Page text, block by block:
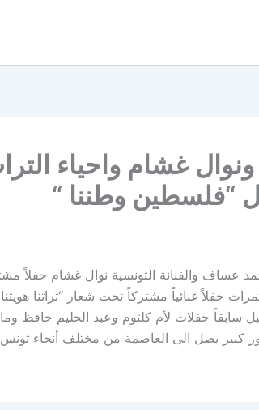
غشام واحياء
“فلسطين وطننا “
المؤتمرات حفلاً غنائياً مشتركاً تحت شعار “تراثنا
سابقاً حفلات لأم كلثوم وعبد الحليم حافظ
كبير يصل الى العاصمة من مختلف أنحاء